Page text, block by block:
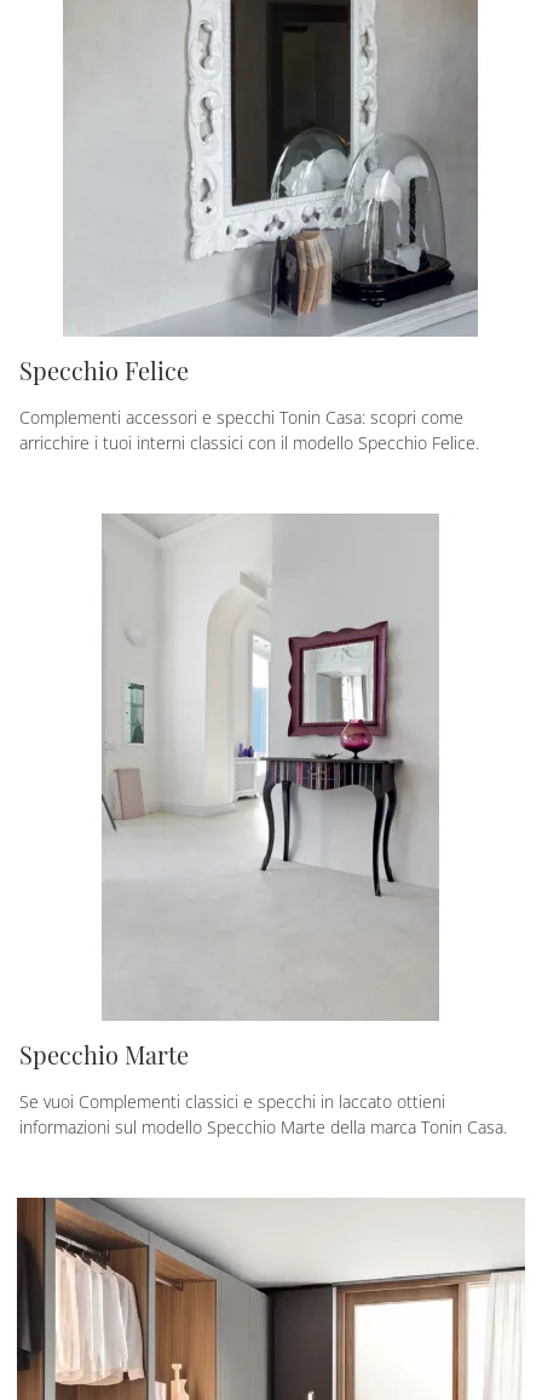
Specchio Felice
Complementi accessori e specchi Tonin Casa: scopri come
arricchire i tuoi interni classici con il modello Specchio Felice.
Specchio Marte
Se vuoi Complementi classici e specchi in laccato ottieni
informazioni sul modello Specchio Marte della marca Tonin Casa.